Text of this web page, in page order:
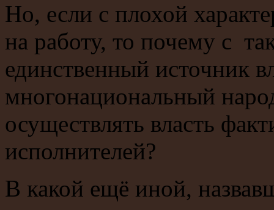
Но, если с плохой
на работу, то почему с
единственный источник
многонациональный
осуществлять власть
исполнителей?
В какой ещё иной,